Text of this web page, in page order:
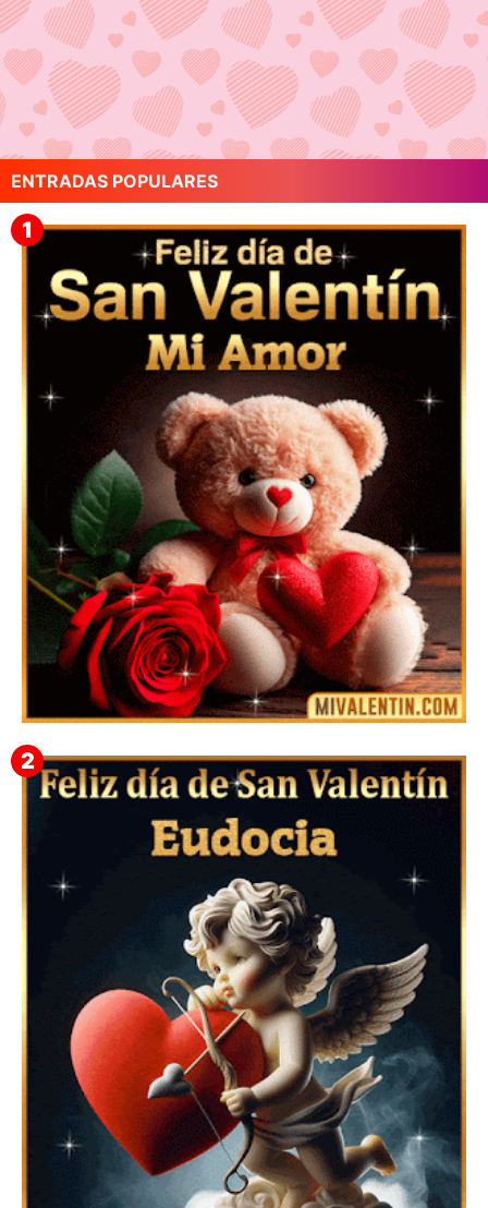
ENTRADAS POPULARES
🎁 Imágenes Gif Personalizadas con Nombres para
San Valentín 2026 💘